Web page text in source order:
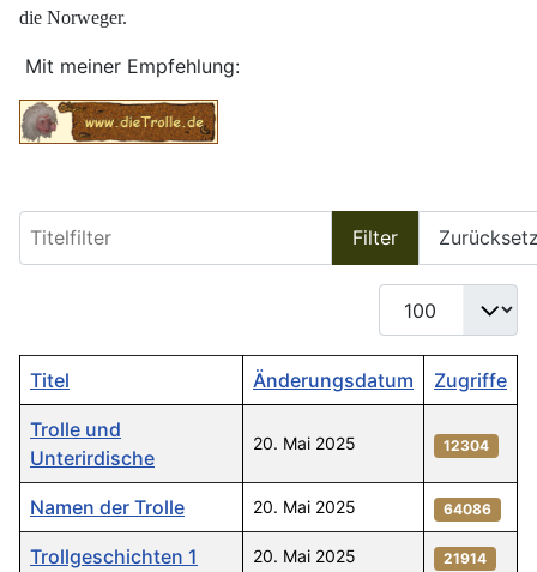
die Norweger.
Mit meiner Empfehlung:
Filter
Anzeige #
Titel Änderungsdatum Zugriffe
Trolle und
Unterirdische
20. Mai 2025 12304
Namen der Trolle 20. Mai 2025 64086
Trollgeschichten 1 20. Mai 2025 21914